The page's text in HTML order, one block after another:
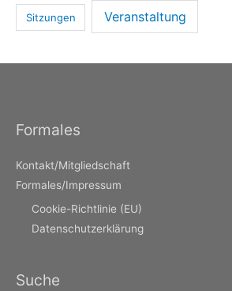
Sitzungen Veranstaltung
Formales
Kontakt/Mitgliedschaft
Formales/Impressum
Cookie-Richtlinie (EU)
Datenschutzerklärung
Suche